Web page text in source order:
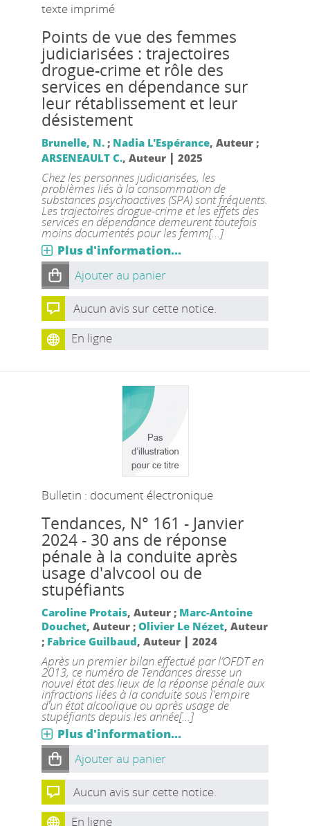
texte imprimé
Points de vue des femmes
judiciarisées : trajectoires
drogue-crime et rôle des
services en dépendance sur
leur rétablissement et leur
désistement
Brunelle, N.; Nadia L'Espérance, Auteur ;
ARSENEAULT C., Auteur | 2025
Chez les personnes judiciarisées, les
problèmes liés à la consommation de
substances psychoactives (SPA) sont fréquents.
Les trajectoires drogue-crime et les effets des
services en dépendance demeurent toutefois
moins documentés pour les femm[...]
Plus d'information...
Ajouter au panier
Aucun avis sur cette notice.
En ligne
Bulletin : document électronique
Tendances, N° 161 - Janvier
2024 - 30 ans de réponse
pénale à la conduite après
usage d'alvcool ou de
stupéfiants
Caroline Protais, Auteur ; Marc-Antoine
Douchet, Auteur ; Olivier Le Nézet, Auteur
; Fabrice Guilbaud, Auteur | 2024
Après un premier bilan effectué par l’OFDT en
2013, ce numéro de Tendances dresse un
nouvel état des lieux de la réponse pénale aux
infractions liées à la conduite sous l'empire
d'un état alcoolique ou après usage de
stupéfiants depuis les année[...]
Plus d'information...
Ajouter au panier
Aucun avis sur cette notice.
En ligne